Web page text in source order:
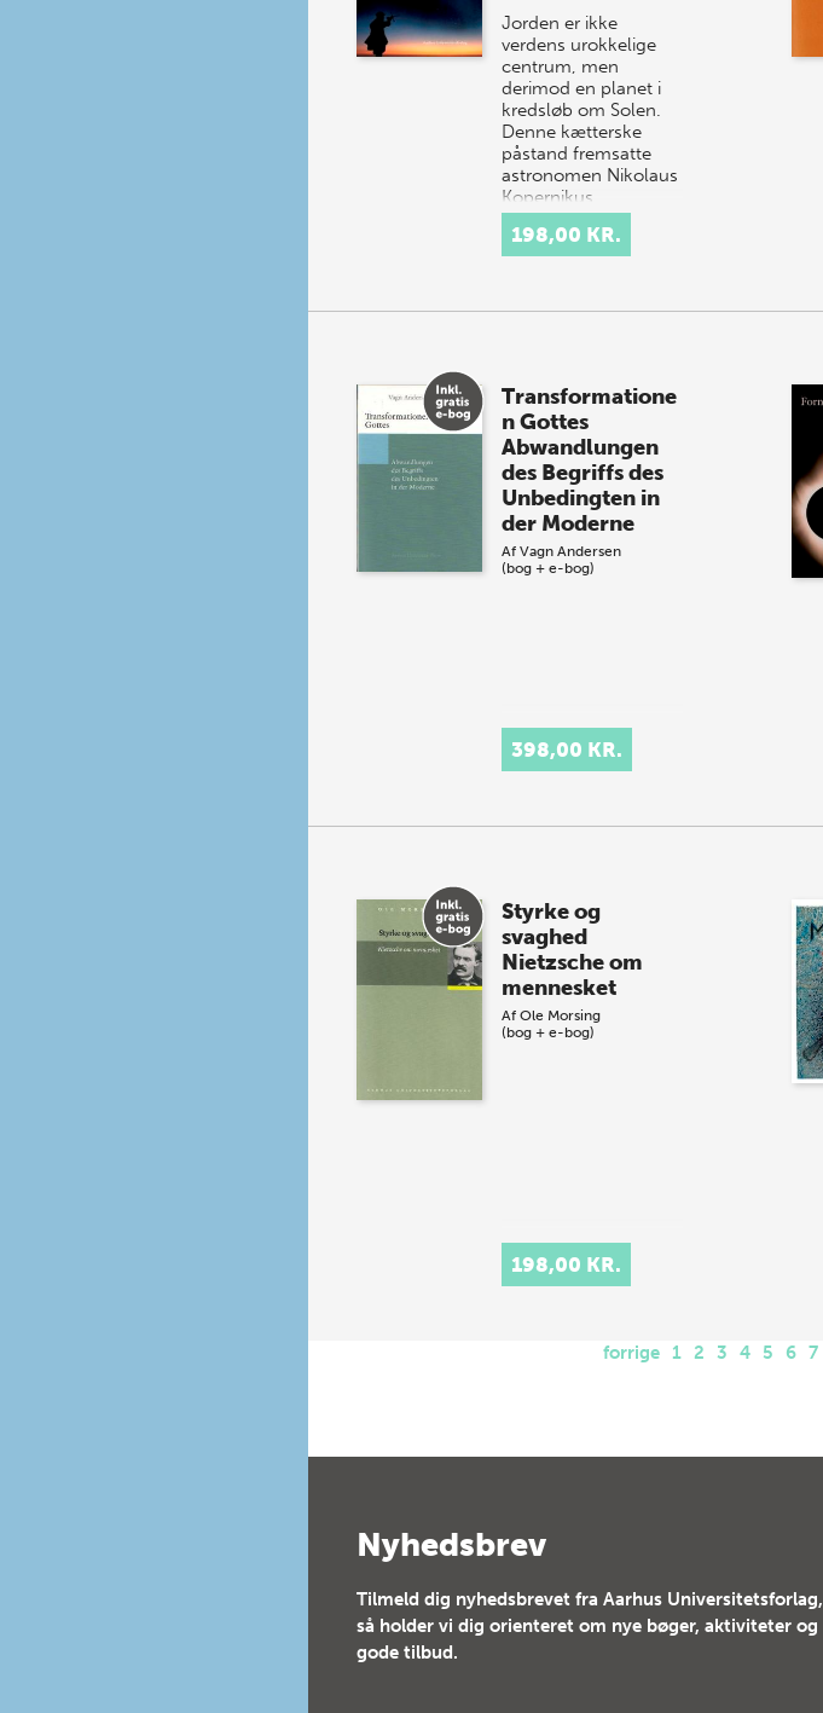
Jorden er ikke
verdens urokkelige
centrum, men
derimod en planet i
kredsløb om Solen.
Denne kætterske
påstand fremsatte
astronomen Nikolaus
Kopernikus…
198,00 KR.
Transformatione
n Gottes
Abwandlungen
des Begriffs des
Unbedingten in
der Moderne
Af Vagn Andersen
(bog + e-bog)
398,00 KR.
Styrke og
svaghed
Nietzsche om
mennesket
Af Ole Morsing
(bog + e-bog)
198,00 KR.
forrige 1 2 3 4 5 6 7
Nyhedsbrev
Tilmeld dig nyhedsbrevet fra Aarhus Universitetsforlag,
så holder vi dig orienteret om nye bøger, aktiviteter og
gode tilbud.